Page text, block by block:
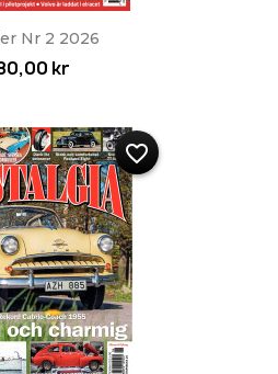
Nr 2 2026
kr
favorite_border